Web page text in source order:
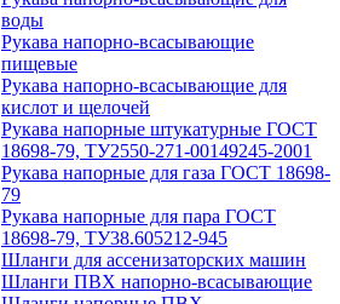
воды
Рукава напорно-всасывающие
пищевые
Рукава напорно-всасывающие для
кислот и щелочей
Рукава напорные штукатурные ГОСТ
18698-79, ТУ2550-271-00149245-2001
Рукава напорные для газа ГОСТ 18698-
79
Рукава напорные для пара ГОСТ
18698-79, ТУ38.605212-945
Шланги для ассенизаторских машин
Шланги ПВХ напорно-всасывающие